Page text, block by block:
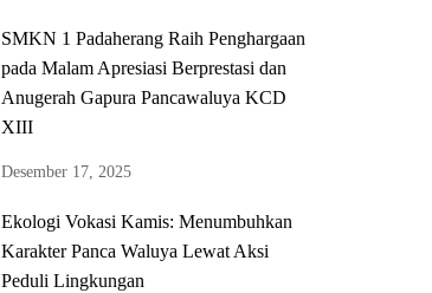
SMKN 1 Padaherang Raih Penghargaan
pada Malam Apresiasi Berprestasi dan
Anugerah Gapura Pancawaluya KCD
XIII
Desember 17, 2025
Ekologi Vokasi Kamis: Menumbuhkan
Karakter Panca Waluya Lewat Aksi
Peduli Lingkungan